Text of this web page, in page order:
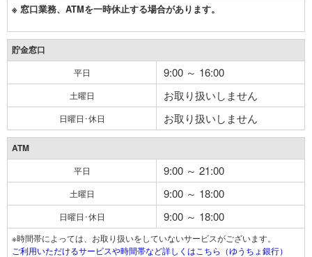
※ 窓口業務、ATMを一時休止する場合があります。
貯金窓口
平日 9:00 ～ 16:00
土曜日 お取り扱いしません
日曜日･休日 お取り扱いしません
ATM
平日 9:00 ～ 21:00
土曜日 9:00 ～ 18:00
日曜日･休日 9:00 ～ 18:00
※時間帯によっては、お取り扱いをしていないサービスがございます。
ご利用いただけるサービスや時間帯など詳しくはこちら（ゆうちょ銀行）